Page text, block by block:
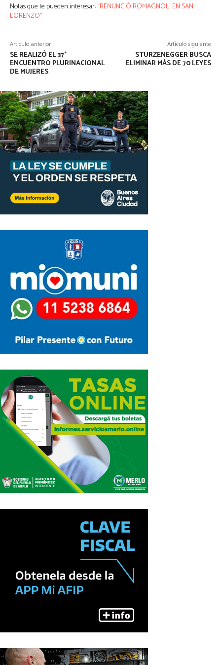
Notas que te pueden interesar:“RENUNCIÓ ROMAGNOLI EN SAN
LORENZO”
Artículo anterior
SE REALIZÓ EL 37°
ENCUENTRO PLURINACIONAL
DE MUJERES
Artículo siguiente
STURZENEGGER BUSCA
ELIMINAR MÁS DE 70 LEYES